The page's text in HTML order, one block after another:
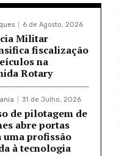
6 de Agosto, 2026
Militar
fiscalização
na
Rotary
31 de Julho, 2026
de pilotagem de
abre portas
uma profissão
à tecnologia